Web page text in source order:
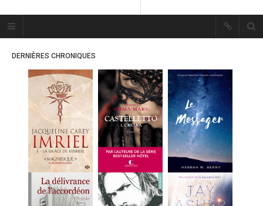
Plume Bleue
« Les mots sont les passants
« Les mots sont les passants
mystérieux de l’âme. »
ACCUEIL
LES PLUMES
MES FUTURES
LECTURES
DERNIÈRES CHRONIQUES